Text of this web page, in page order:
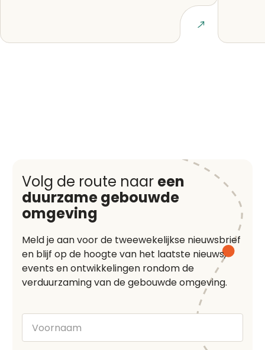
Lees artikel
Volg de route naar een
duurzame gebouwde
omgeving
Meld je aan voor de tweewekelijkse nieuwsbrief
en blijf op de hoogte van het laatste nieuws,
events en ontwikkelingen rondom de
verduurzaming van de gebouwde omgeving.
Voornaam